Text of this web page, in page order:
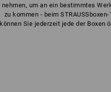
nehmen, um an ein bestimmtes
zu kommen - beim STRAUSSboxen-
können Sie jederzeit jede der Boxen